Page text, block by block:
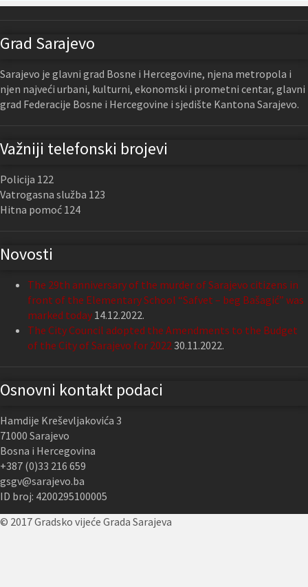
Grad Sarajevo
Sarajevo je glavni grad Bosne i Hercegovine, njena metropola i
njen najveći urbani, kulturni, ekonomski i prometni centar, glavni
grad Federacije Bosne i Hercegovine i sjedište Kantona Sarajevo.
Važniji telefonski brojevi
Policija 122
Vatrogasna služba 123
Hitna pomoć 124
Novosti
The 29th anniversary of the murder of Sarajevo citizens in
front of the Elementary School “Safvet – beg Bašagić” was
marked today 14.12.2022.
The City Council adopted the Amendments to the Budget
of the City of Sarajevo for 202230.11.2022.
Osnovni kontakt podaci
Hamdije Kreševljakovića 3
71000 Sarajevo
Bosna i Hercegovina
+387 (0)33 216 659
gsgv@sarajevo.ba
ID broj: 4200295100005
© 2017 Gradsko vijeće Grada Sarajeva